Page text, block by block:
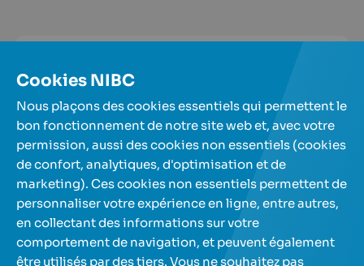
Nos comptes d'épargne
A propos de nous
Cookies NIBC
Nous plaçons des cookies essentiels qui permettent le
bon fonctionnement de notre site web et, avec votre
permission, aussi des cookies non essentiels (cookies
de confort, analytiques, d'optimisation et de
marketing). Ces cookies non essentiels permettent de
personnaliser votre expérience en ligne, entre autres,
en collectant des informations sur votre
comportement de navigation, et peuvent également
être utilisés par des tiers. Vous ne souhaitez pas